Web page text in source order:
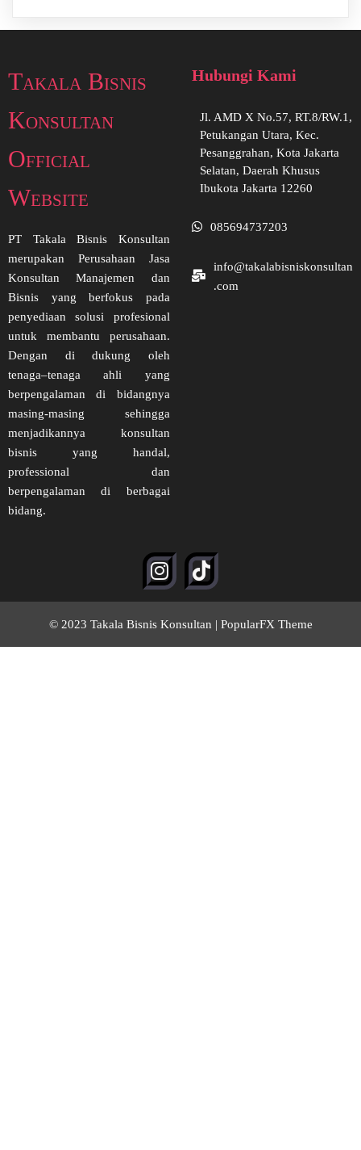
Takala Bisnis
Konsultan
Official
Website
PT Takala Bisnis Konsultan
merupakan Perusahaan Jasa
Konsultan Manajemen dan
Bisnis yang berfokus pada
penyediaan solusi profesional
untuk membantu perusahaan.
Dengan di dukung oleh
tenaga–tenaga ahli yang
berpengalaman di bidangnya
masing-masing sehingga
menjadikannya konsultan
bisnis yang handal,
professional dan
berpengalaman di berbagai
bidang.
Hubungi Kami
Jl. AMD X No.57, RT.8/RW.1,
Petukangan Utara, Kec.
Pesanggrahan, Kota Jakarta
Selatan, Daerah Khusus
Ibukota Jakarta 12260
085694737203
info@takalabisniskonsultan
.com
© 2023 Takala Bisnis Konsultan | PopularFX Theme